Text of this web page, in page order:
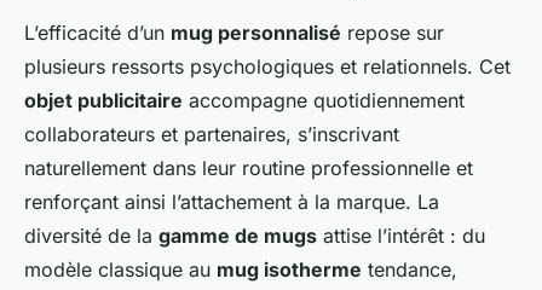
L’efficacité d’un mug personnalisé repose sur
plusieurs ressorts psychologiques et relationnels. Cet
objet publicitaire accompagne quotidiennement
collaborateurs et partenaires, s’inscrivant
naturellement dans leur routine professionnelle et
renforçant ainsi l’attachement à la marque. La
diversité de la gamme de mugs attise l’intérêt : du
modèle classique au mug isotherme tendance,